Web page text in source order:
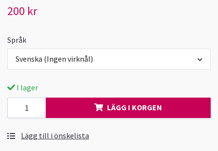
200 kr
Språk
Svenska (Ingen virknål)
I lager
LÄGG I KORGEN
Lägg till i önskelista